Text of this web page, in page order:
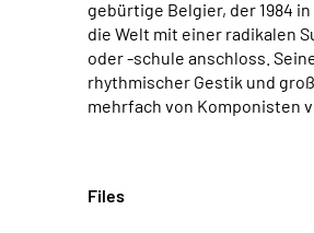
gebürtige Belgier, der 1984
die Welt mit einer radikalen
oder -schule anschloss.
rhythmischer Gestik und
mehrfach von Komponisten
Files